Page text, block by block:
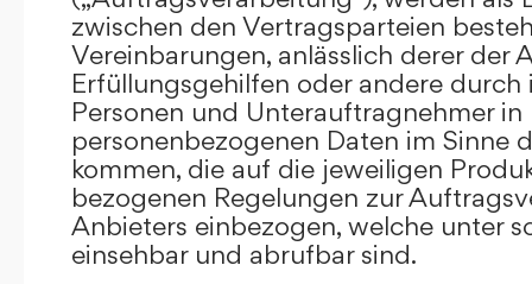
zwischen den Vertragsparteien
Vereinbarungen, anlässlich derer der
Erfüllungsgehilfen oder andere
Personen und Unterauftragnehmer
personenbezogenen Daten im Sinne
kommen, die auf die jeweiligen
bezogenen Regelungen zur
Anbieters einbezogen, welche unter
einsehbar und abrufbar sind.